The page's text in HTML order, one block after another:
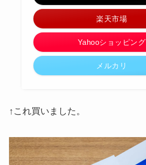
楽天市場
Yahooショッピング
メルカリ
↑これ買いました。